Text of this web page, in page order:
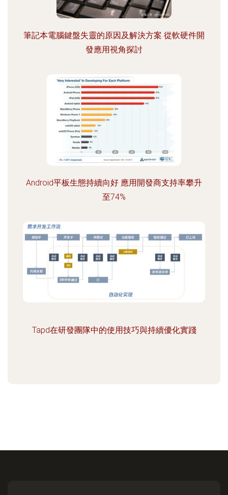
筆記本電腦鍵盤失靈的原因及解決方案 從軟硬件開
發應用視角探討
Android平板生態持續向好 應用開發商支持率攀升
至74%
Tapd在研發團隊中的使用技巧與持續優化實踐